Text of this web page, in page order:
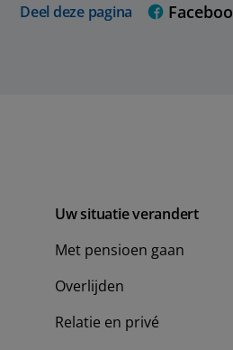
Deel deze pagina
Uw situatie verandert
Met pensioen gaan
Overlijden
Relatie en privé